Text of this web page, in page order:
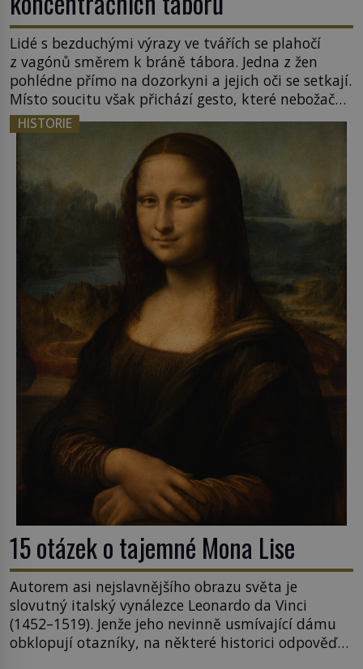
Lidé s bezduchými výrazy ve tvářích se plahočí
z vagónů směrem k bráně tábora. Jedna z žen
pohlédne přímo na dozorkyni a jejich oči se setkají.
Místo soucitu však přichází gesto, které nebožačku
posílá rovnou do plynové komory. Jména jako
Rudolf Höss (1901–1947), Josef Mengele (1911–
1979) či Heinrich Himmler (1900–1945) zná každý,
o koho se historie jen otřela. Jenže […]
HISTORIE
15 otázek o tajemné Mona Lise
Autorem asi nejslavnějšího obrazu světa je
slovutný italský vynálezce Leonardo da Vinci
(1452–1519). Jenže jeho nevinně usmívající dámu
obklopují otazníky, na některé historici odpověď